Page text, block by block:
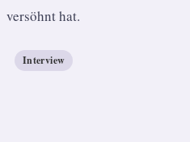
versöhnt hat.
Interview